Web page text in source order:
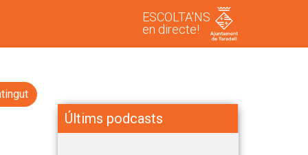
ESCOLTA'NS
en directe!
Últims podcasts